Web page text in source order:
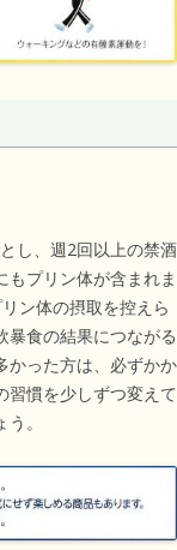
し、週2回以上の禁酒
もプリン体が含まれま
ン体の摂取を控えら
暴食の結果につながる
かった方は、必ずかか
習慣を少しずつ変えて
。